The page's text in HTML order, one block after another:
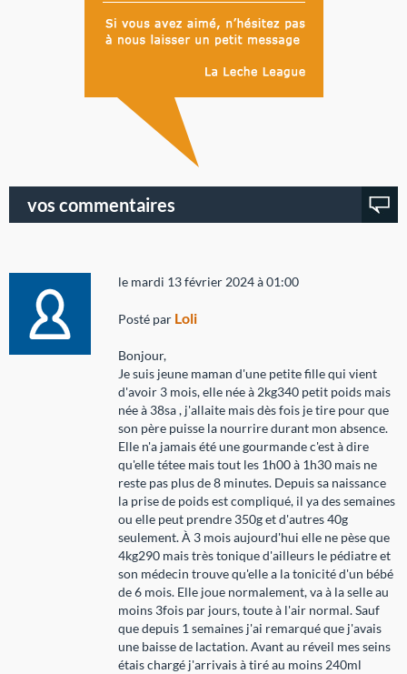
vos commentaires
le mardi 13 février 2024 à 01:00
Posté par Loli
Bonjour,
Je suis jeune maman d'une petite fille qui vient
d'avoir 3 mois, elle née à 2kg340 petit poids mais
née à 38sa , j'allaite mais dès fois je tire pour que
son père puisse la nourrire durant mon absence.
Elle n'a jamais été une gourmande c'est à dire
qu'elle tétee mais tout les 1h00 à 1h30 mais ne
reste pas plus de 8 minutes. Depuis sa naissance
la prise de poids est compliqué, il ya des semaines
ou elle peut prendre 350g et d'autres 40g
seulement. À 3 mois aujourd'hui elle ne pèse que
4kg290 mais très tonique d'ailleurs le pédiatre et
son médecin trouve qu'elle a la tonicité d'un bébé
de 6 mois. Elle joue normalement, va à la selle au
moins 3fois par jours, toute à l'air normal. Sauf
que depuis 1 semaines j'ai remarqué que j'avais
une baisse de lactation. Avant au réveil mes seins
étais chargé j'arrivais à tiré au moins 240ml